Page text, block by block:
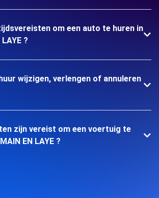
om een auto te huren in
?
wijzigen, verlengen of annuleren
zijn vereist om een voertuig te
EN LAYE ?